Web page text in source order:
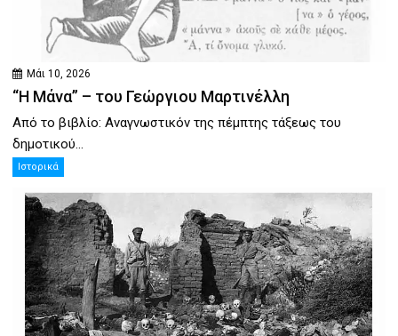
Μάι 10, 2026
“Η Μάνα” – του Γεώργιου Μαρτινέλλη
Από το βιβλίο: Αναγνωστικόν της πέμπτης τάξεως του
δημοτικού...
Ιστορικά